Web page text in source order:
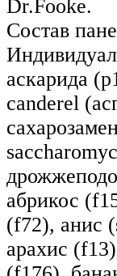
Dr.Fooke.
Состав
аскарида
сanderel
абрикос
(f72), анис
арахис